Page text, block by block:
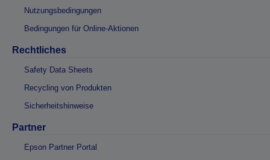
Nutzungsbedingungen
Bedingungen für Online-Aktionen
Rechtliches
Safety Data Sheets
Recycling von Produkten
Sicherheitshinweise
Partner
Epson Partner Portal